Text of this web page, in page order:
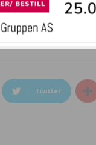
på nett
- Ferie på sitt beste
Twitter